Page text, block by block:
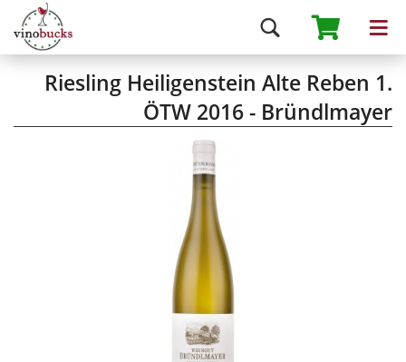
Riesling Heiligenstein Alte Reben 1.
ÖTW 2016 - Bründlmayer